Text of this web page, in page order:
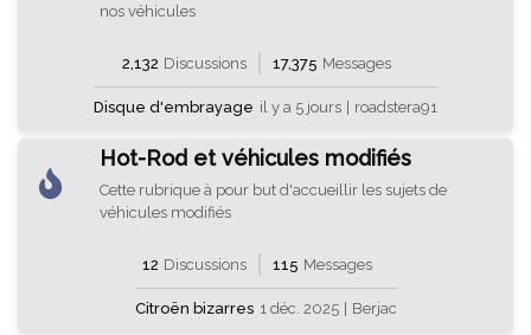
nos véhicules
2,132 Discussions 17,375 Messages
il y a 5 jours | roadstera91
Disque d'embrayage
Hot-Rod et véhicules modifiés
Cette rubrique à pour but d'accueillir les sujets de
véhicules modifiés
12 Discussions 115 Messages
1 déc. 2025 Berjac
Citroën bizarres